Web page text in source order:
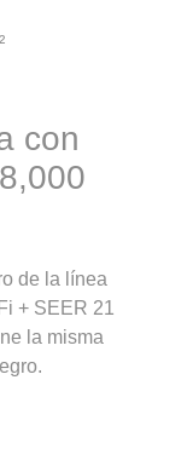
con
de la línea
+ SEER 21
la misma